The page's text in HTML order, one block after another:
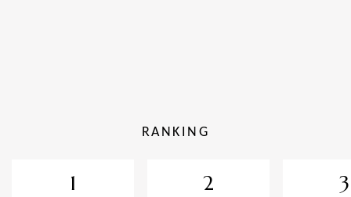
RANKING
1 2 3